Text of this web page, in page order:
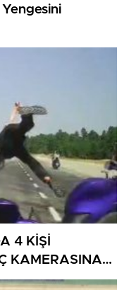
Yengesini
4 KİŞİ
KAMERASINA